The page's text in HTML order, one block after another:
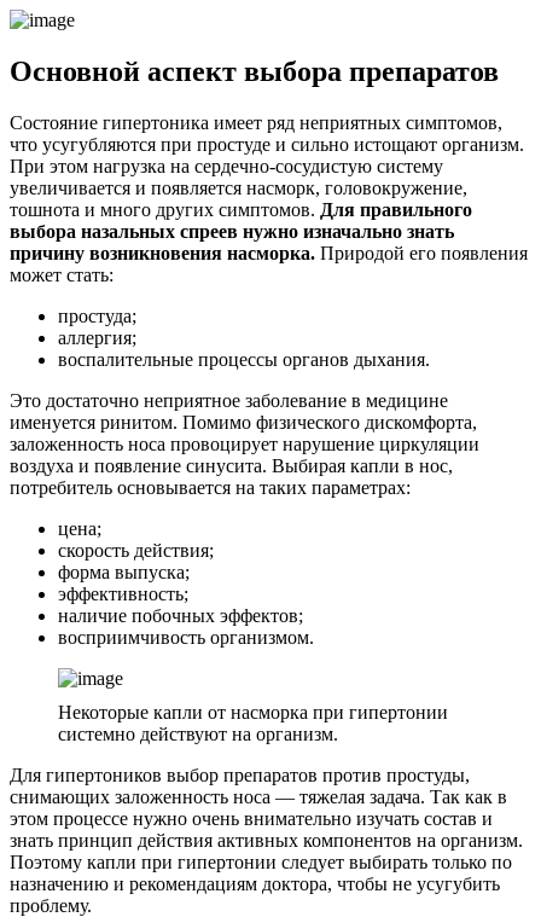
Основной аспект выбора препаратов
Состояние гипертоника имеет ряд неприятных симптомов,
что усугубляются при простуде и сильно истощают организм.
При этом нагрузка на сердечно-сосудистую систему
увеличивается и появляется насморк, головокружение,
тошнота и много других симптомов. Для правильного
выбора назальных спреев нужно изначально знать
причину возникновения насморка. Природой его появления
может стать:
простуда;
аллергия;
воспалительные процессы органов дыхания.
Это достаточно неприятное заболевание в медицине
именуется ринитом. Помимо физического дискомфорта,
заложенность носа провоцирует нарушение циркуляции
воздуха и появление синусита. Выбирая капли в нос,
потребитель основывается на таких параметрах:
цена;
скорость действия;
форма выпуска;
эффективность;
наличие побочных эффектов;
восприимчивость организмом.
Некоторые капли от насморка при гипертонии
системно действуют на организм.
Для гипертоников выбор препаратов против простуды,
снимающих заложенность носа — тяжелая задача. Так как в
этом процессе нужно очень внимательно изучать состав и
знать принцип действия активных компонентов на организм.
Поэтому капли при гипертонии следует выбирать только по
назначению и рекомендациям доктора, чтобы не усугубить
проблему.